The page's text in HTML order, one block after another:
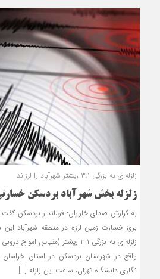
زلزله‌ای به بزرگی ۳.۱ ریشتر شهرآباد را لرزاند
زلزله بخش شهرآباد بردسکن
به گزارش صدای خاوران- فرماندار بردسکن گفت:
بروز خسارت زمین لرزه در منطقه شهرآباد
زلزله‌ای به بزرگی ۳.۱ ریشتر (مقیاس
واقع در شهرستان بردسکن در استان خراسان
نگاری دانشگاه تهران، ساعت این زلزله […]